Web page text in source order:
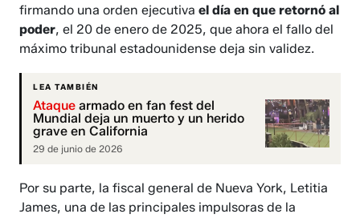
firmando una orden ejecutivael día en que retornó al
poder, el 20 de enero de 2025, que ahora el fallo del
máximo tribunal estadounidense deja sin validez.
LEA TAMBIÉN
Ataque armado en fan fest del
Mundial deja un muerto y un herido
grave en California
29 de junio de 2026
Por su parte, la fiscal general de Nueva York, Letitia
James, una de las principales impulsoras de la